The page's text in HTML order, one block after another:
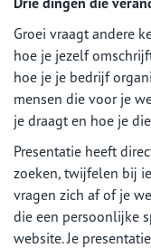
Groei vraagt andere
hoe je jezelf
hoe je je bedrijf
mensen die voor je
je draagt en hoe je
Presentatie heeft
zoeken, twijfelen bij
vragen zich af of je
die een persoonlijke
website. Je